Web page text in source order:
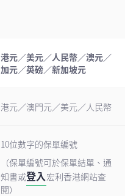
港元／美元／人民幣／澳元／
加元／英磅／新加坡元
港元／澳門元／美元／人民幣
10位數字的保單編號
（保單編號可於保單結單、通
知書或登入宏利香港網站查
閱）